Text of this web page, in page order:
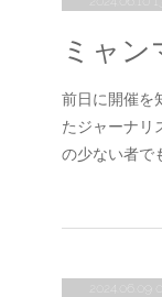
ミャ
前日に開催を
たジャーナリ
の少ない者で